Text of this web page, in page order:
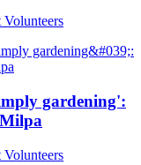
Volunteers
gardening':
Volunteers